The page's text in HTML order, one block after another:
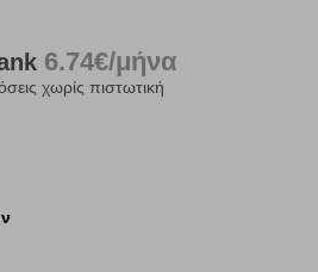
6.74€/μήνα
χωρίς πιστωτική